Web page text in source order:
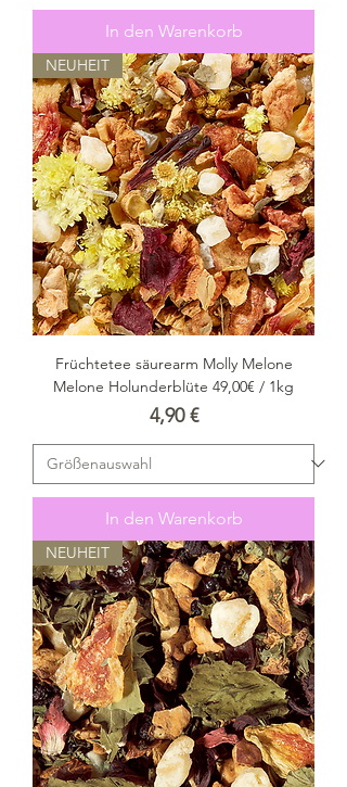
In den Warenkorb
NEUHEIT
Früchtetee säurearm Molly Melone
Melone Holunderblüte 49,00€ / 1kg
Preis
4,90 €
In den Warenkorb
NEUHEIT